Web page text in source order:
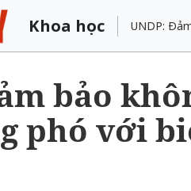
Khoa học UNDP:
bảo
phó với